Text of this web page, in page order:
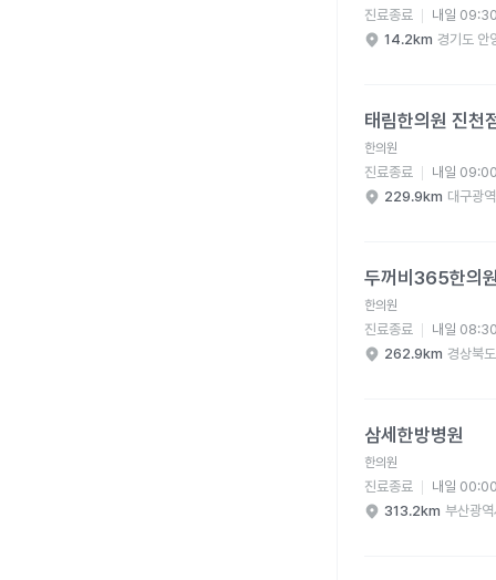
진료종료
내일
14.2km 경기도 안
태림한의원 진천
한의원
진료종료
내일
229.9km 대구광
두꺼비365한의
한의원
진료종료
내일
262.9km 경상북
삼세한방병원
한의원
진료종료
내일
313.2km 부산광